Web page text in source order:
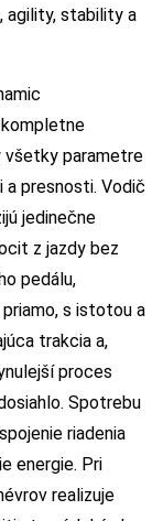
agility, stability a
parametre
a presnosti. Vodič
jedinečne
z jazdy bez
pedálu,
priamo, s istotou a
trakcia a,
proces
Spotrebu
riadenia
energie. Pri
realizuje